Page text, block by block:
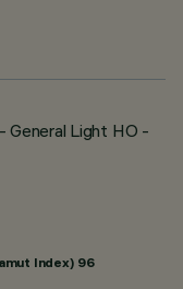
General Light HO -
Index) 96